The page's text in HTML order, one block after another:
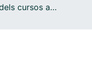
per tot el DDMemòries dels cursos acadèmics - Universitat de Barcelona